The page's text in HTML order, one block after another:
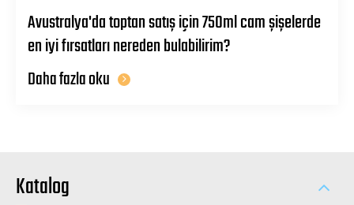
Avustralya'da toptan satış için 750ml cam şişelerde
en iyi fırsatları nereden bulabilirim?
Daha fazla oku
Katalog